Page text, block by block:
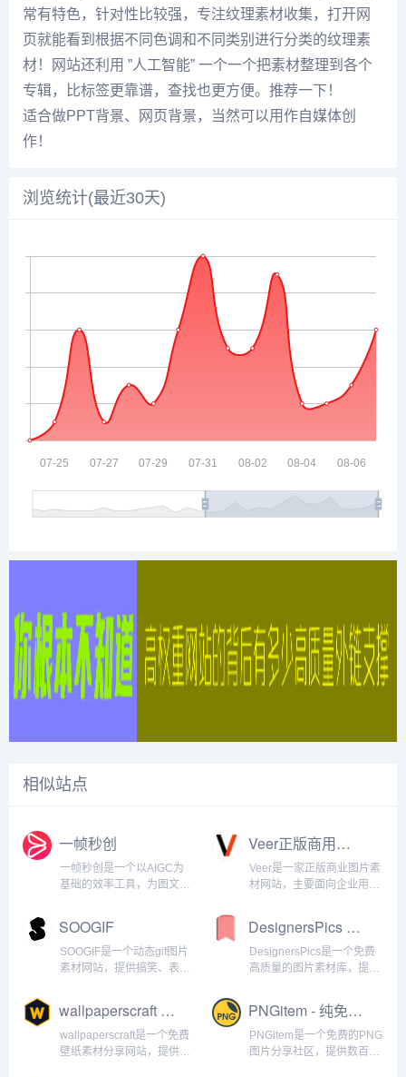
常有特色，针对性比较强，专注纹理素材收集，打开网
页就能看到根据不同色调和不同类别进行分类的纹理素
材！网站还利用 ”人工智能” 一个一个把素材整理到各个
专辑，比标签更靠谱，查找也更方便。推荐一下！
适合做PPT背景、网页背景，当然可以用作自媒体创
作！
浏览统计(最近30天)
相似站点
一帧秒创
一帧秒创是一个以AIGC为
基础的效率工具，为图文创
过对优质素材、智能AI语
音、智能字幕、BGM、
LOGO等匹配设置，无需剪
Veer正版商用图片素材
Veer是一家正版商业图片素
材网站，主要面向企业用户
来自微利图库鼻祖iStock，
拥有亿级优质图片资源，包
含图片、插画、矢量图、设
SOOGIF
SOOGIF是一个动态gif图片
素材网站，提供搞笑、表
站提供在线GIF制作工具，
支持在线将视频转GIF、图
片合成GIF、GIF压缩、GIF
DesignersPics 翻译站点
DesignersPics是一个免费
高质量的图片素材库，提供
个人和商业使用。且不需要
署名！由于网站为英文网
站，所以如果使用中文进行
搜索的话，可能没有结果，
wallpaperscraft 翻译站点
wallpaperscraft是一个免费
壁纸素材分享网站，提供各
PNGitem - 纯免费免抠PNG图像 翻译站点
PNGitem是一个免费的PNG
图片分享社区，提供数百万